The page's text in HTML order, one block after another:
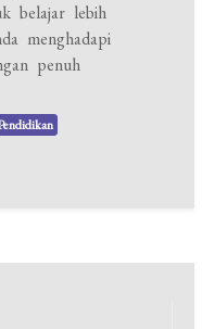
belajar lebih
menghadapi
penuh